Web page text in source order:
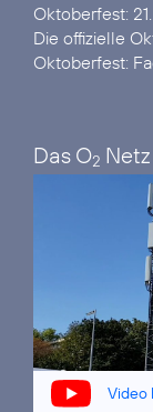
Oktoberfest:
Die offizielle
Oktoberfest:
Das O2
Video